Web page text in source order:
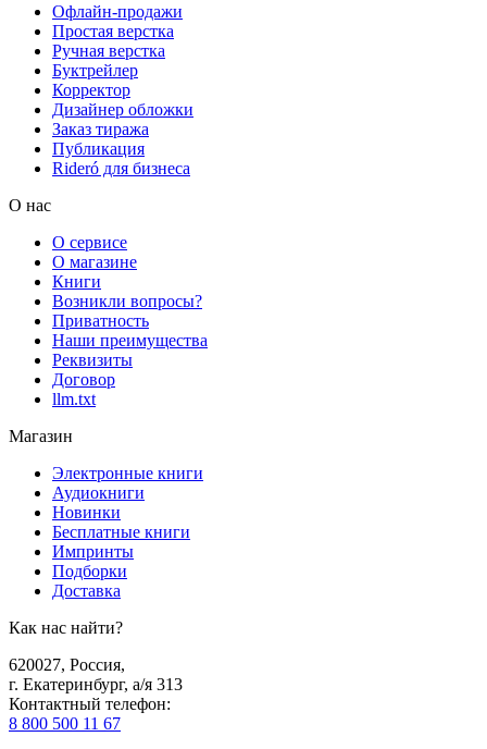
Офлайн-продажи
Простая верстка
Ручная верстка
Буктрейлер
Корректор
Дизайнер обложки
Заказ тиража
Публикация
Rideró для бизнеса
О нас
О сервисе
О магазине
Книги
Возникли вопросы?
Приватность
Наши преимущества
Реквизиты
Договор
llm.txt
Магазин
Электронные книги
Аудиокниги
Новинки
Бесплатные книги
Импринты
Подборки
Доставка
Как нас найти?
620027, Россия,
г. Екатеринбург, а/я 313
Контактный телефон:
8 800 500 11 67